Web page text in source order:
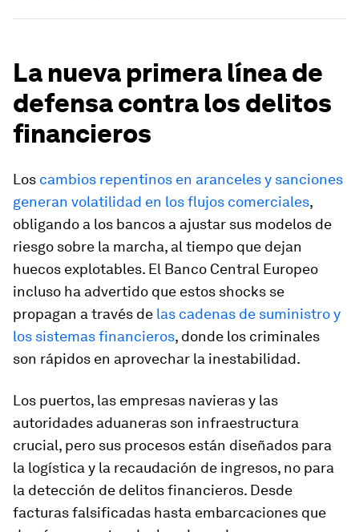
La nueva primera línea de
defensa contra los delitos
financieros
Los cambios repentinos en aranceles y sanciones
generan volatilidad en los flujos comerciales,
obligando a los bancos a ajustar sus modelos de
riesgo sobre la marcha, al tiempo que dejan
huecos explotables. El Banco Central Europeo
incluso ha advertido que estos shocks se
propagan a través de las cadenas de suministro y
los sistemas financieros, donde los criminales
son rápidos en aprovechar la inestabilidad.
Los puertos, las empresas navieras y las
autoridades aduaneras son infraestructura
crucial, pero sus procesos están diseñados para
la logística y la recaudación de ingresos, no para
la detección de delitos financieros. Desde
facturas falsificadas hasta embarcaciones que